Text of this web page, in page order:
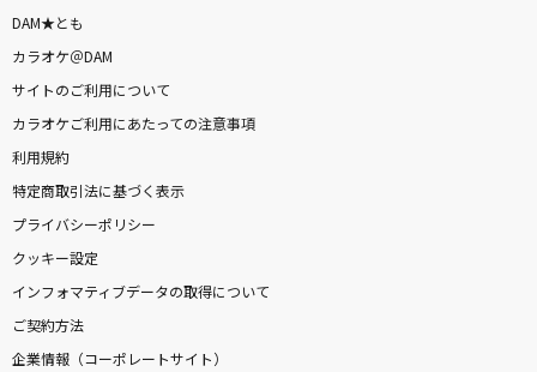
DAM★とも
カラオケ＠DAM
サイトのご利用について
カラオケご利用にあたっての注意事項
利用規約
特定商取引法に基づく表示
プライバシーポリシー
クッキー設定
インフォマティブデータの取得について
ご契約方法
企業情報（コーポレートサイト）